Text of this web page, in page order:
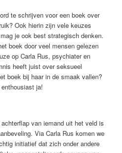
te schrijven voor een boek over
Ook hierin zijn vele keuzes
je ook best strategisch denken.
boek door veel mensen gelezen
op Carla Rus, psychiater en
heeft juist over seksueel
boek bij haar in de smaak vallen?
ja!
van iemand uit het veld is
Via Carla Rus komen we
initiatief dat zich onder andere